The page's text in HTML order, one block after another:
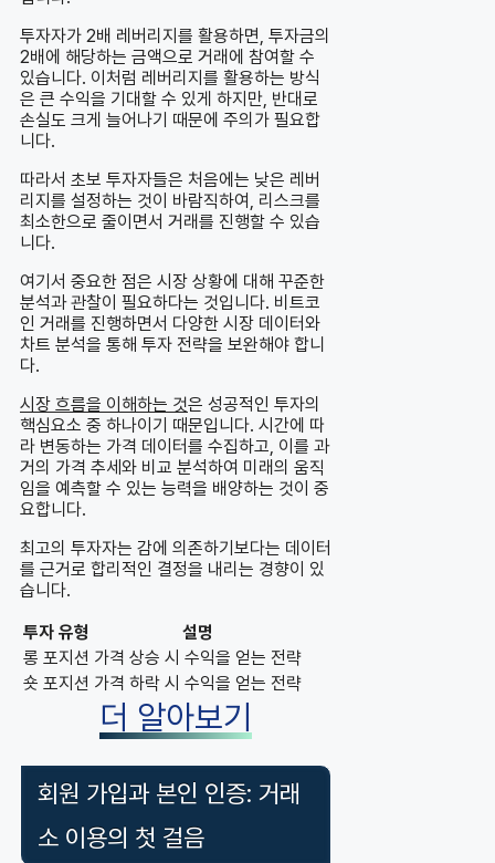
투자자가 2배 레버리지를 활용하면, 투자금의
2배에 해당하는 금액으로 거래에 참여할 수
있습니다. 이처럼 레버리지를 활용하는 방식
은 큰 수익을 기대할 수 있게 하지만, 반대로
손실도 크게 늘어나기 때문에 주의가 필요합
니다.
따라서 초보 투자자들은 처음에는 낮은 레버
리지를 설정하는 것이 바람직하여, 리스크를
최소한으로 줄이면서 거래를 진행할 수 있습
니다.
여기서 중요한 점은 시장 상황에 대해 꾸준한
분석과 관찰이 필요하다는 것입니다. 비트코
인 거래를 진행하면서 다양한 시장 데이터와
차트 분석을 통해 투자 전략을 보완해야 합니
다.
시장 흐름을 이해하는 것은 성공적인 투자의
핵심요소 중 하나이기 때문입니다. 시간에 따
라 변동하는 가격 데이터를 수집하고, 이를 과
거의 가격 추세와 비교 분석하여 미래의 움직
임을 예측할 수 있는 능력을 배양하는 것이 중
요합니다.
최고의 투자자는 감에 의존하기보다는 데이터
를 근거로 합리적인 결정을 내리는 경향이 있
습니다.
투자 유형
설명
롱 포지션 가격 상승 시 수익을 얻는 전략
숏 포지션 가격 하락 시 수익을 얻는 전략
더 알아보기
회원 가입과 본인 인증: 거래
소 이용의 첫 걸음